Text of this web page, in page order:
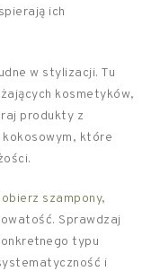
ich
w stylizacji. Tu
kosmetyków,
produkty z
kokosowym, które
szampony,
Sprawdzaj
typu
i